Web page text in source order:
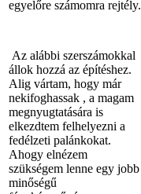
egyelőre számomra rejtély.
Az alábbi szerszámokkal
állok hozzá az építéshez.
Alig vártam, hogy már
nekifoghassak , a magam
megnyugtatására is
elkezdtem felhelyezni a
fedélzeti palánkokat.
Ahogy elnézem
szükségem lenne egy jobb
minőségű